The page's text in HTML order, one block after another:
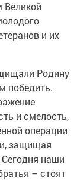
Великой
и их
Родину
победить.
и смелость,
операции
защищая
наши
– стоят